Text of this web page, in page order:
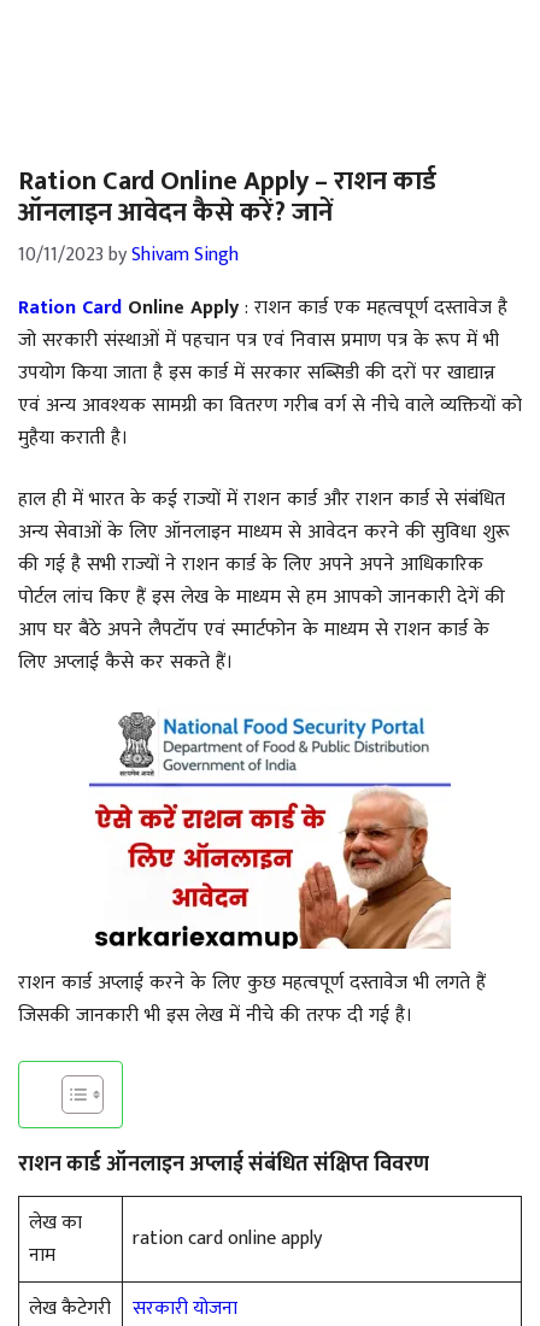
Ration Card Online Apply – राशन कार्ड
ऑनलाइन आवेदन कैसे करें? जानें
10/11/2023byShivam Singh
Ration Card Online Apply: राशन कार्ड एक महत्वपूर्ण दस्तावेज है
जो सरकारी संस्थाओं में पहचान पत्र एवं निवास प्रमाण पत्र के रूप में भी
उपयोग किया जाता है इस कार्ड में सरकार सब्सिडी की दरों पर खाद्यान्न
एवं अन्य आवश्यक सामग्री का वितरण गरीब वर्ग से नीचे वाले व्यक्तियों को
मुहैया कराती है।
हाल ही में भारत के कई राज्यों में राशन कार्ड और राशन कार्ड से संबंधित
अन्य सेवाओं के लिए ऑनलाइन माध्यम से आवेदन करने की सुविधा शुरू
की गई है सभी राज्यों ने राशन कार्ड के लिए अपने अपने आधिकारिक
पोर्टल लांच किए हैं इस लेख के माध्यम से हम आपको जानकारी देगें की
आप घर बैठे अपने लैपटॉप एवं स्मार्टफोन के माध्यम से राशन कार्ड के
लिए अप्लाई कैसे कर सकते हैं।
राशन कार्ड अप्लाई करने के लिए कुछ महत्वपूर्ण दस्तावेज भी लगते हैं
जिसकी जानकारी भी इस लेख में नीचे की तरफ दी गई है।
राशन कार्ड ऑनलाइन अप्लाई संबंधित संक्षिप्त विवरण
लेख का
नाम
ration card online apply
लेख कैटेगरी
सरकारी योजना